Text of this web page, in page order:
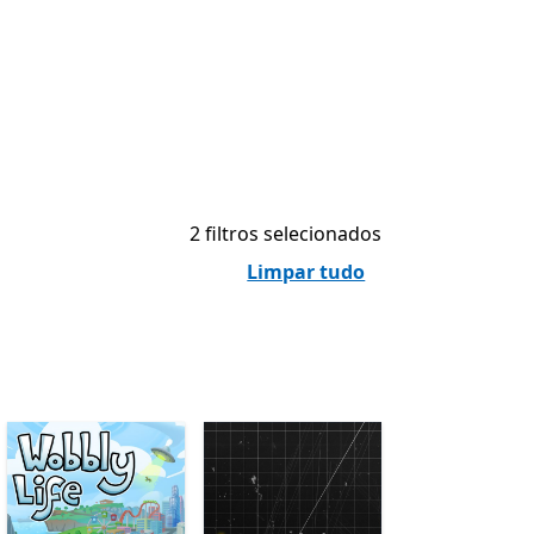
2 filtros selecionados
Limpar tudo